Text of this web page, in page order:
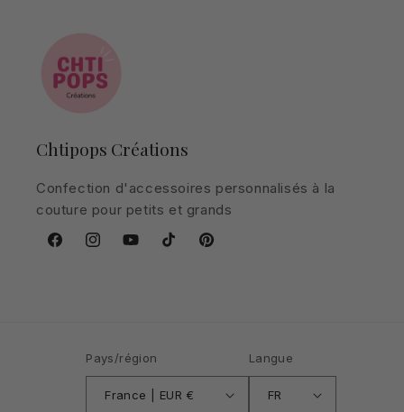
Chtipops Créations
Confection d'accessoires personnalisés à la
couture pour petits et grands
FacebookInstagramYouTubeTikTokPinterest
Pays/région
France | EUR €
Langue
FR